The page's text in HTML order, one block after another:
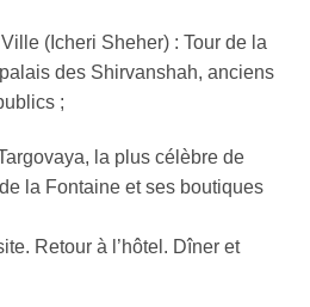
(Icheri Sheher) : Tour de la
des Shirvanshah, anciens
;
la plus célèbre de
la Fontaine et ses boutiques
Retour à l’hôtel. Dîner et